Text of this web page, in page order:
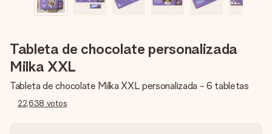
Tableta de chocolate personalizada
Milka XXL
Tableta de chocolate Milka XXL personalizada - 6 tabletas
22,638 votos